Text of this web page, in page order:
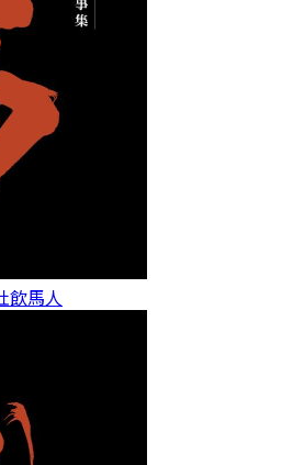
飲馬人